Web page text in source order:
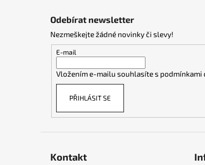
Odebírat newsletter
Nezmeškejte žádné novinky či slevy!
E-mail
Vložením e-mailu souhlasíte s podmínkami
PŘIHLÁSIT SE
Kontakt